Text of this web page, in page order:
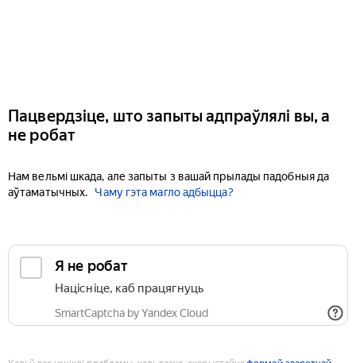
Пацвердзіце, што запыты адпраўлялі вы, а
не робат
Нам вельмі шкада, але запыты з вашай прылады падобныя да
аўтаматычных.
Чаму гэта магло адбыцца?
Я не робат
Націсніце, каб працягнуць
SmartCaptcha by Yandex Cloud